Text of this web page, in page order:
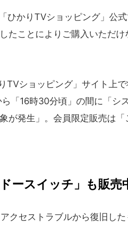
ひかりTVショッピング」公
たことによりご購入いただ
TVショッピング」サイト上で
ら「16時30分頃」の間に「シ
が発生」。会員限定販売は
ドースイッチ」も販売
クセストラブルから復旧し